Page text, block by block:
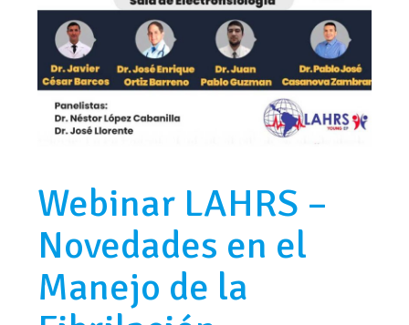
Webinar LAHRS –
Novedades en el
Manejo de la